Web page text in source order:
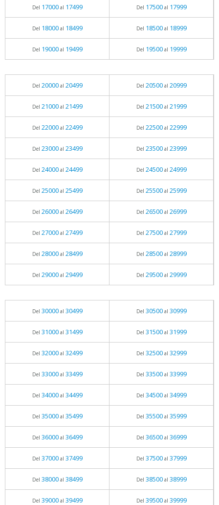
Del 17000al 17499 Del 17500al 17999
Del 18000al 18499 Del 18500al 18999
Del 19000al 19499 Del 19500al 19999
Del 20000al 20499 Del 20500al 20999
Del 21000al 21499 Del 21500al 21999
Del 22000al 22499 Del 22500al 22999
Del 23000al 23499 Del 23500al 23999
Del 24000al 24499 Del 24500al 24999
Del 25000al 25499 Del 25500al 25999
Del 26000al 26499 Del 26500al 26999
Del 27000al 27499 Del 27500al 27999
Del 28000al 28499 Del 28500al 28999
Del 29000al 29499 Del 29500al 29999
Del 30000al 30499 Del 30500al 30999
Del 31000al 31499 Del 31500al 31999
Del 32000al 32499 Del 32500al 32999
Del 33000al 33499 Del 33500al 33999
Del 34000al 34499 Del 34500al 34999
Del 35000al 35499 Del 35500al 35999
Del 36000al 36499 Del 36500al 36999
Del 37000al 37499 Del 37500al 37999
Del 38000al 38499 Del 38500al 38999
Del 39000al 39499 Del 39500al 39999